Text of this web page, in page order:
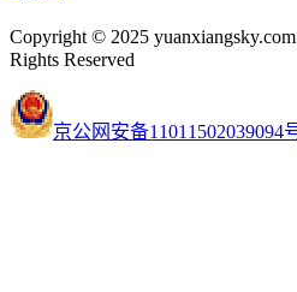
Copyright © 2025
Rights Reserved
京公网安备11011502039094